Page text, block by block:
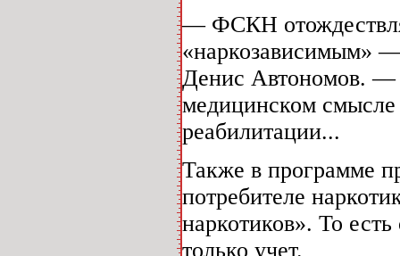
— ФСКН
«наркозависимым»
Денис Автономов. —
медицинском
реабилитации...
Также в программе
потребителе
наркотиков». То
только учет.